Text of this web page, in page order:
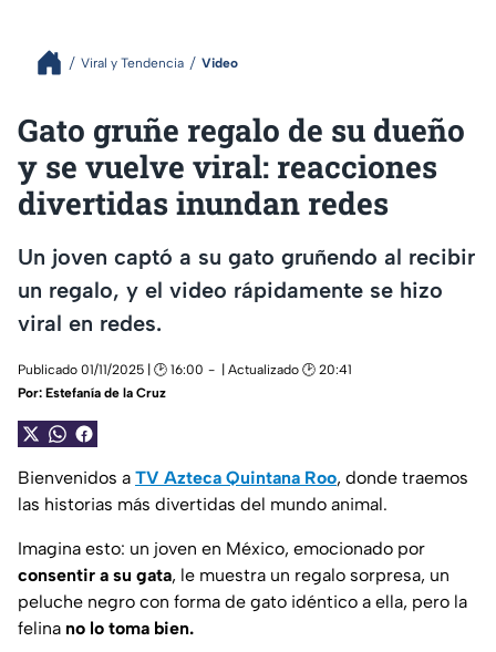
Viral y Tendencia Video
Gato gruñe regalo de su dueño
y se vuelve viral: reacciones
divertidas inundan redes
Un joven captó a su gato gruñendo al recibir
un regalo, y el video rápidamente se hizo
viral en redes.
Publicado 01/11/2025 | 🕑 16:00
| Actualizado 🕑 20:41
Por: Estefanía de la Cruz
Bienvenidos a TV Azteca Quintana Roo, donde traemos
las historias más divertidas del mundo animal.
Imagina esto: un joven en México, emocionado por
consentir a su gata, le muestra un regalo sorpresa, un
peluche negro con forma de gato idéntico a ella, pero la
felina no lo toma bien.